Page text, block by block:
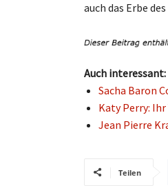
auch das Erbe
Auch interessant:
Sacha Baron
Katy Perry:
Jean Pierre
Teilen